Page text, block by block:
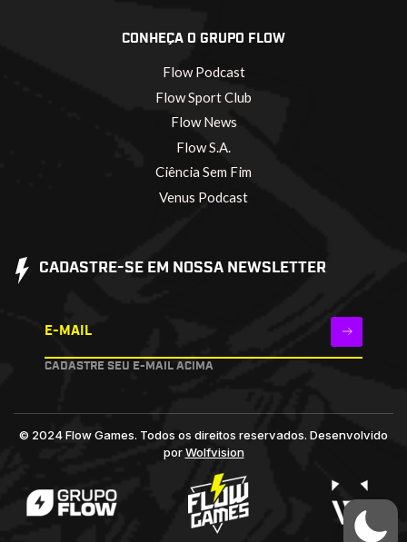
CONHEÇA O GRUPO FLOW
Flow Podcast
Flow Sport Club
Flow News
Flow S.A.
Ciência Sem Fim
Venus Podcast
CADASTRE-SE EM NOSSA NEWSLETTER
E-MAIL
CADASTRE SEU E-MAIL ACIMA
© 2024 Flow Games. Todos os direitos reservados. Desenvolvido
porWolfvision